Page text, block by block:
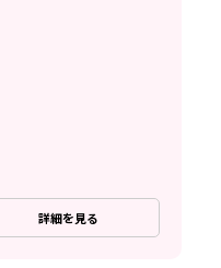
詳細を見る